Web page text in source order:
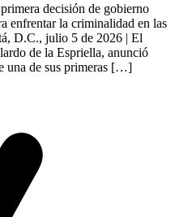
decisión de gobierno
enfrentar la criminalidad en las
D.C., julio 5 de 2026 | El
de la Espriella, anunció
una de sus primeras […]